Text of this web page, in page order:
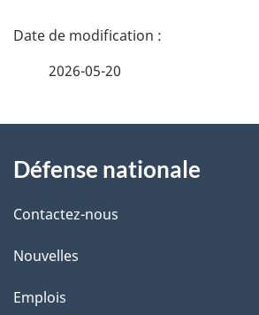
D
i
l
s
d
2026-05-20
propos
de
ce
site
Défense nationale
Contactez-nous
Nouvelles
Emplois